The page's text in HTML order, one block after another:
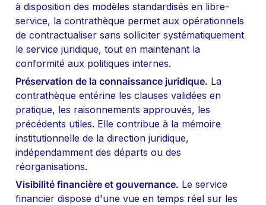
à disposition des modèles standardisés en libre-
service, la contrathèque permet aux opérationnels
de contractualiser sans solliciter systématiquement
le service juridique, tout en maintenant la
conformité aux politiques internes.
Préservation de la connaissance juridique. La
contrathèque entérine les clauses validées en
pratique, les raisonnements approuvés, les
précédents utiles. Elle contribue à la mémoire
institutionnelle de la direction juridique,
indépendamment des départs ou des
réorganisations.
Visibilité financière et gouvernance. Le service
financier dispose d'une vue en temps réel sur les